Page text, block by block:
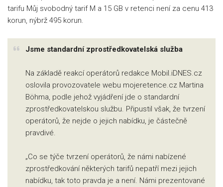
tarifu Můj svobodný tarif M a 15 GB v retenci není za cenu 413
korun, nýbrž 495 korun.
Jsme standardní zprostředkovatelská služba
Na základě reakcí operátorů redakce Mobil.iDNES.cz
oslovila provozovatele webu mojeretence.cz Martina
Böhma, podle jehož vyjádření jde o standardní
zprostředkovatelskou službu. Připustil však, že tvrzení
operátorů, že nejde o jejich nabídku, je částečně
pravdivé.
„Co se týče tvrzení operátorů, že námi nabízené
zprostředkování některých tarifů nepatří mezi jejich
nabídku, tak toto pravda je a není. Námi prezentované